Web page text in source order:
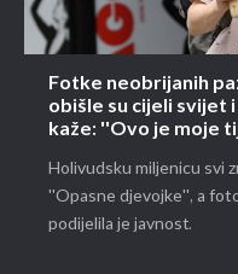
Fotke neobrijanih
obišle su cijeli svijet
kaže: ''Ovo je moje
Holivudsku miljenicu svi
''Opasne djevojke'', a
podijelila je javnost.